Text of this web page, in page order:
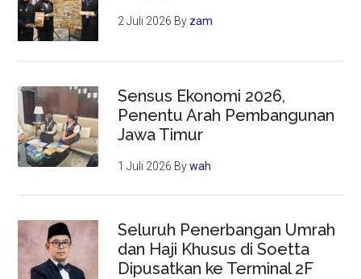
2 Juli 2026 By zam
Sensus Ekonomi 2026,
Penentu Arah Pembangunan
Jawa Timur
1 Juli 2026 Bywah
Seluruh Penerbangan Umrah
dan Haji Khusus di Soetta
Dipusatkan ke Terminal 2F